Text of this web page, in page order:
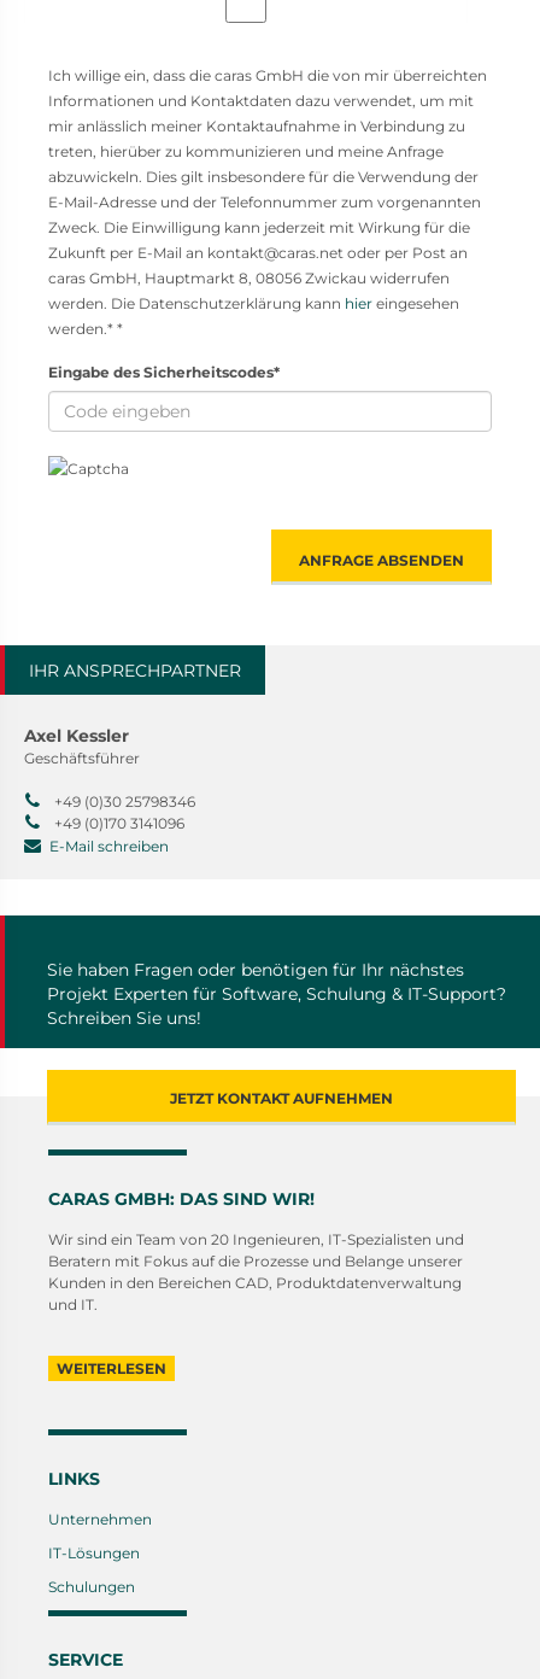
Ich willige ein, dass die caras GmbH die von mir überreichten
Informationen und Kontaktdaten dazu verwendet, um mit
mir anlässlich meiner Kontaktaufnahme in Verbindung zu
treten, hierüber zu kommunizieren und meine Anfrage
abzuwickeln. Dies gilt insbesondere für die Verwendung der
E-Mail-Adresse und der Telefonnummer zum vorgenannten
Zweck. Die Einwilligung kann jederzeit mit Wirkung für die
Zukunft per E-Mail an kontakt@caras.net oder per Post an
caras GmbH, Hauptmarkt 8, 08056 Zwickau widerrufen
werden. Die Datenschutzerklärung kann hier eingesehen
werden.* *
Eingabe des Sicherheitscodes*
ANFRAGE ABSENDEN
IHR ANSPRECHPARTNER
Axel Kessler
Geschäftsführer
+49 (0)30 25798346
+49 (0)170 3141096
E-Mail schreiben
Sie haben Fragen oder benötigen für Ihr nächstes
Projekt Experten für Software, Schulung & IT-Support?
Schreiben Sie uns!
JETZT KONTAKT AUFNEHMEN
CARAS GMBH: DAS SIND WIR!
Wir sind ein Team von 20 Ingenieuren, IT-Spezialisten und
Beratern mit Fokus auf die Prozesse und Belange unserer
Kunden in den Bereichen CAD, Produktdatenverwaltung
und IT.
WEITERLESEN
LINKS
Unternehmen
IT-Lösungen
Schulungen
SERVICE